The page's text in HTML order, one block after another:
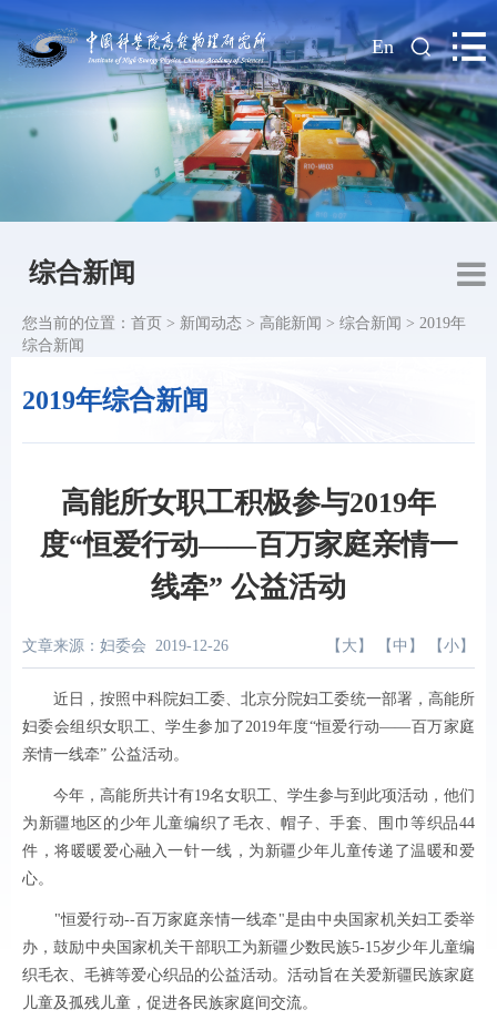
| En
综合新闻
2019年综合新闻
您当前的位置： 首页 > 新闻动态 > 高能新闻 > 综合新闻 > 2019年
综合新闻
高能所女职工积极参与2019年
度“恒爱行动——百万家庭亲情一
线牵” 公益活动
文章来源：妇委会 2019-12-26 【 大 】 【 中 】 【 小 】
近日，按照中科院妇工委、北京分院妇工委统一部署，高能所
妇委会组织女职工、学生参加了2019年度“恒爱行动——百万家庭
亲情一线牵” 公益活动。
今年，高能所共计有19名女职工、学生参与到此项活动，他们
为新疆地区的少年儿童编织了毛衣、帽子、手套、围巾等织品44
件，将暖暖爱心融入一针一线，为新疆少年儿童传递了温暖和爱
心。
"恒爱行动--百万家庭亲情一线牵"是由中央国家机关妇工委举
办，鼓励中央国家机关干部职工为新疆少数民族5-15岁少年儿童编
织毛衣、毛裤等爱心织品的公益活动。活动旨在关爱新疆民族家庭
儿童及孤残儿童，促进各民族家庭间交流。